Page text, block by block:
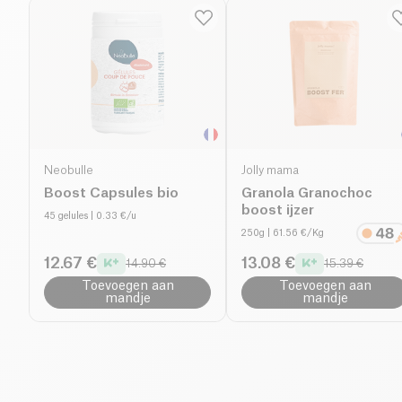
Neobulle
Boost Capsules bio
45 gelules | 0.33 €/u
12.67 € 14.90 €
Toevoegen aan
mandje
Jolly mama
Granola Granochoc
boost ijzer
250g | 61.56 €/Kg
13.08 € 15.39 €
Toevoegen aan
mandje